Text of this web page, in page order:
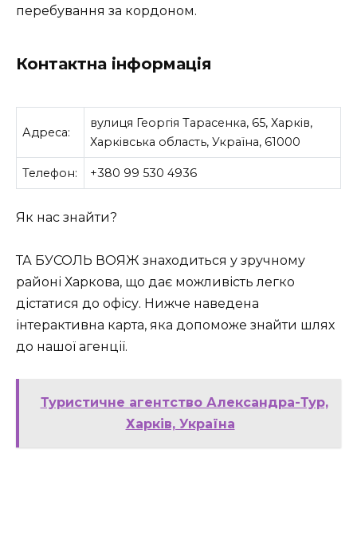
перебування за кордоном.
Контактна інформація
Адреса:
вулиця Георгія Тарасенка, 65, Харків,
Харківська область, Україна, 61000
Телефон: +380 99 530 4936
Як нас знайти?
ТА БУСОЛЬ ВОЯЖ знаходиться у зручному
районі Харкова, що дає можливість легко
дістатися до офісу. Нижче наведена
інтерактивна карта, яка допоможе знайти шлях
до нашої агенції.
Туристичне агентство Александра-Тур,
Харків, Україна